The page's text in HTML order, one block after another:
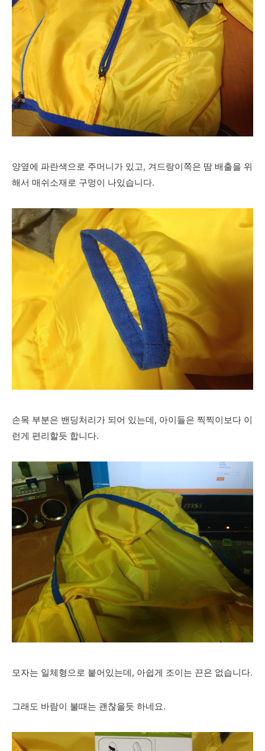
양옆에 파란색으로 주머니가 있고, 겨드랑이쪽은 땀 배출을 위
해서 매쉬소재로 구멍이 나있습니다.
손목 부분은 밴딩처리가 되어 있는데, 아이들은 찍찍이보다 이
런게 편리할듯 합니다.
모자는 일체형으로 붙어있는데, 아쉽게 조이는 끈은 없습니다.
그래도 바람이 불때는 괜찮을듯 하네요.